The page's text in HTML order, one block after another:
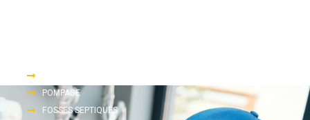
POMPAGE
FOSSES SEPTIQUES